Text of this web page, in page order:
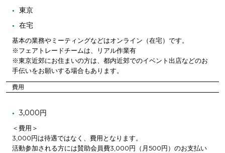
東京
在宅
基本の業務やミーティングなどはオンライン（在宅）です。
※フェアトレードチームは、リアル作業有
※東京近郊にお住まいの方は、都内近郊でのイベント出店などのお
手伝いをお願いする場合もあります。
費用
3,000円
＜費用＞
3,000円は待遇ではなく、費用となります。
活動参加される方には賛助会員費3,000円（月500円）のお支払い